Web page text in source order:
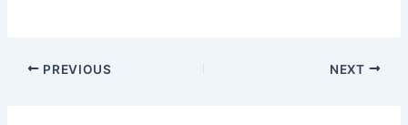
PREVIOUS NEXT